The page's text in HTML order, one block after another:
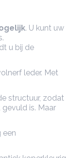
. U kunt uw
u bij de
leder. Met
structuur, zodat
gevuld is. Maar
een